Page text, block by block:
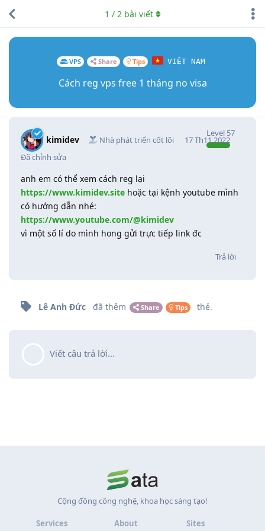
VPS Share Tips VIỆT NAM
Cách reg vps free 1 tháng no visa
1 / 2bài viết
kimidev Nhà phát triển cốt lõi
Level 57
17 Th11 2022
Đã chỉnh sửa
anh em có thể xem cách reg lại
https://www.kimidev.site hoặc tại kệnh youtube mình
có hướng dẫn nhé:
https://www.youtube.com/@kimidev
vì một số lí do mình hong gửi trực tiếp link đc
Trả lời
Lê Anh Đức đã thêm Share Tips thẻ.
Viết câu trả lời...
Cộng đồng công nghệ, khoa học sáng tạo!
Services About Sites